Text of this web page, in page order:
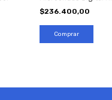
$236.400,00